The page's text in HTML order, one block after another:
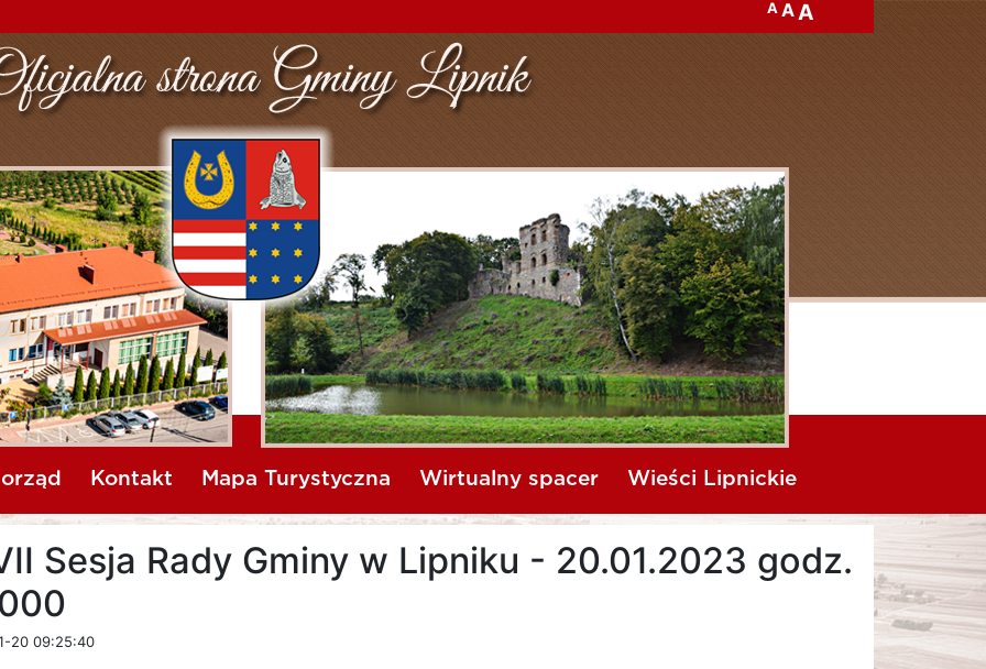
A AA
Kontakt Mapa Turystyczna Wirtualny spacer Wieści Lipnickie
Sesja Rady Gminy w Lipniku - 20.01.2023 godz.
20 09:25:40